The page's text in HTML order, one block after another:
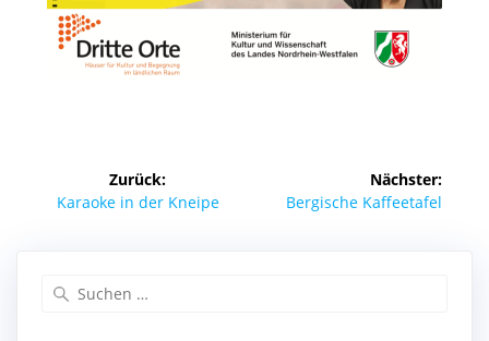
Beitragsnavigation
Zurück:
Vorheriger
Karaoke in der Kneipe
Nächster:
Nächster
Bergische Kaffeetafel